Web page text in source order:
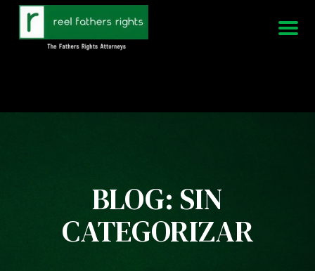
951-339-3826
Estamos disponibles 24/7
BLOG: SIN
CATEGORIZAR